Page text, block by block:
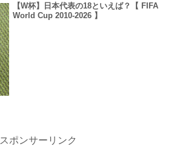
【W杯】日本代表の18といえば？【 FIFA
World Cup 2010-2026 】
スポンサーリンク